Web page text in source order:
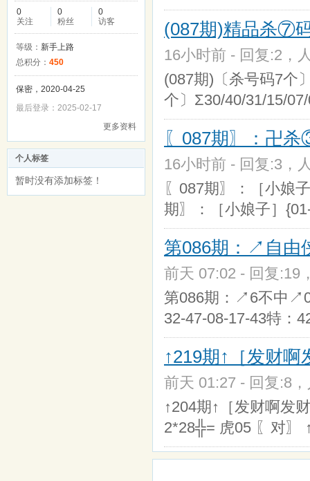
0
关注
0
粉丝
0
访客
等级： 新手上路
总积分： 450
保密，2020-04-25
最后登录：2025-02-17
更多资料
个人标签
暂时没有添加标签！
(087期)精品杀⑦
16小时前 - 回复:2，
(087期)〔杀号码7个
个〕Σ30/40/31/15/
〖087期〗：卍
16小时前 - 回复:3，
〖087期〗：［小娘
期〗：［小娘子］
第086期：↗自
前天 07:02 - 回复:19
第086期：↗6不中
32-47-08-17-43特：
↑219期↑［发财
前天 01:27 - 回复:8
↑204期↑［发财啊发
2*28╬= 虎05 〖对〗